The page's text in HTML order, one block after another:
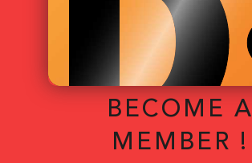
BECOME A
MEMBER !